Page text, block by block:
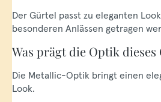
Der Gürtel passt zu eleganten
besonderen Anlässen getragen
Was prägt die Optik dieses
Die Metallic-Optik bringt einen
Look.